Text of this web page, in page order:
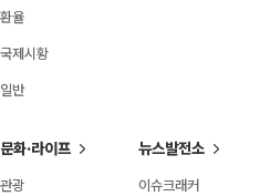
환율
국제시황
일반
문화·라이프
관광
뉴스발전소
이슈크래커